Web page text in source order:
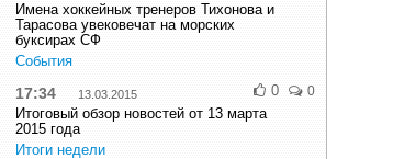
Имена хоккейных тренеров Тихонова и
Тарасова увековечат на морских
буксирах СФ
События
17:34 13.03.2015
Итоговый обзор новостей от 13 марта
2015 года
Итоги недели
0 0